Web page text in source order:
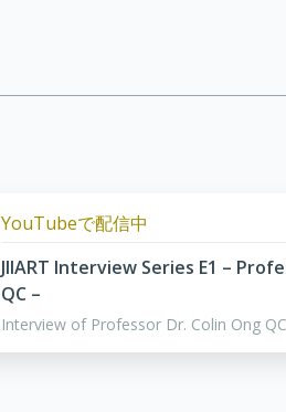
YouTubeで配信中
JIIART Interview Series E1 –
QC –
Interview of Professor Dr. Colin Ong QC